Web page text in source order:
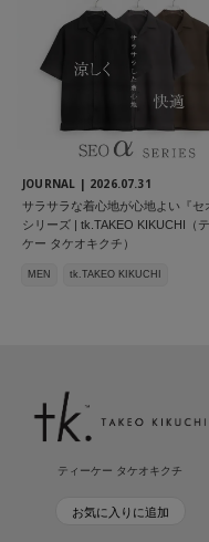
JOURNAL | 2026.07.31
サラサラな着心地が心地よい『セ
シリーズ | tk.TAKEO KIKUCHI（
ケー タケオキクチ）
MEN tk.TAKEO KIKUCHI
ティーケー タケオキクチ
お気に入りに追加